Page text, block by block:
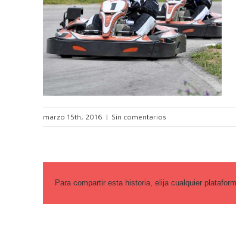
marzo 15th, 2016 | Sin comentarios
Para compartir esta historia, elija cualquier